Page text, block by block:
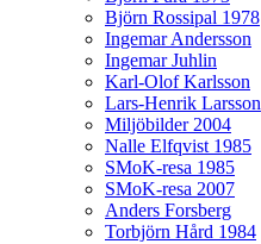
Björn Rossipal 1978
Ingemar Andersson
Ingemar Juhlin
Karl-Olof Karlsson
Lars-Henrik Larsson
Miljöbilder 2004
Nalle Elfqvist 1985
SMoK-resa 1985
SMoK-resa 2007
Anders Forsberg
Torbjörn Hård 1984